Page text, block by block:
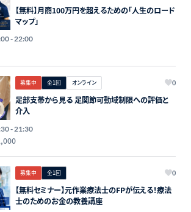
【無料】月商100万円を超えるための「人生のロード
マップ」
- 22:00
募集中 全1回 オンライン 0
足部支帯から見る 足関節可動域制限への評価と
介入
- 21:30
募集中 全1回 0
【無料セミナー】元作業療法士のFPが伝える！療法
士のためのお金の教養講座